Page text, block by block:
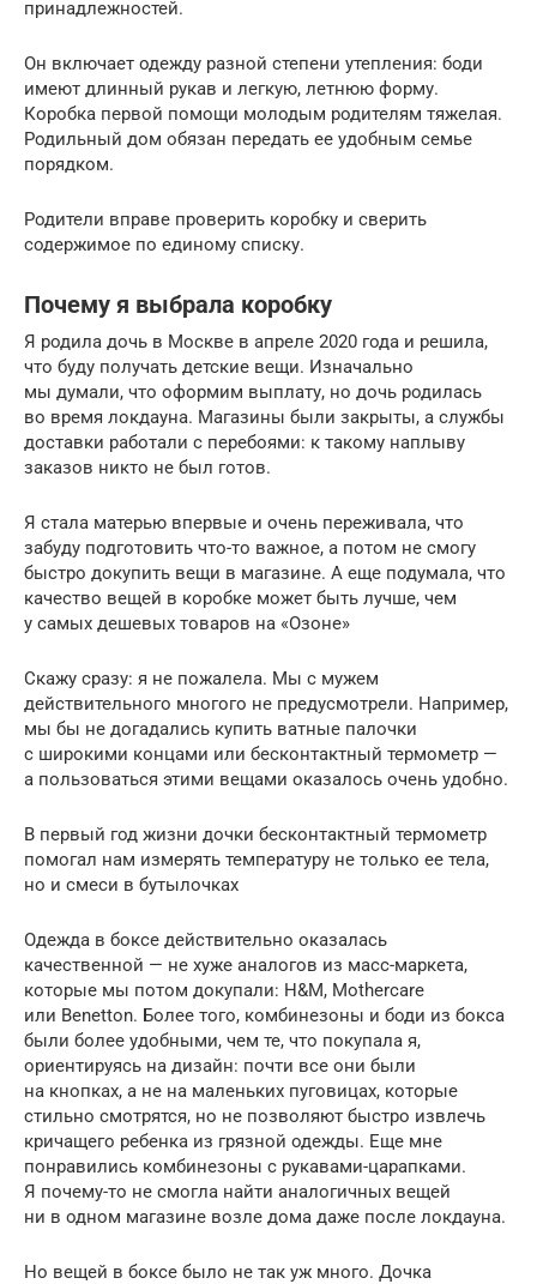
принадлежностей.
Он включает одежду разной степени утепления: боди
имеют длинный рукав и легкую, летнюю форму.
Коробка первой помощи молодым родителям тяжелая.
Родильный дом обязан передать ее удобным семье
порядком.
Родители вправе проверить коробку и сверить
содержимое по единому списку.
Почему я выбрала коробку
Я родила дочь в Москве в апреле 2020 года и решила,
что буду получать детские вещи. Изначально
мы думали, что оформим выплату, но дочь родилась
во время локдауна. Магазины были закрыты, а службы
доставки работали с перебоями: к такому наплыву
заказов никто не был готов.
Я стала матерью впервые и очень переживала, что
забуду подготовить что-то важное, а потом не смогу
быстро докупить вещи в магазине. А еще подумала, что
качество вещей в коробке может быть лучше, чем
у самых дешевых товаров на «Озоне»
Скажу сразу: я не пожалела. Мы с мужем
действительного многого не предусмотрели. Например,
мы бы не догадались купить ватные палочки
с широкими концами или бесконтактный термометр —
а пользоваться этими вещами оказалось очень удобно.
В первый год жизни дочки бесконтактный термометр
помогал нам измерять температуру не только ее тела,
но и смеси в бутылочках
Одежда в боксе действительно оказалась
качественной — не хуже аналогов из масс-маркета,
которые мы потом докупали: H&M, Mothercare
или Benetton. Более того, комбинезоны и боди из бокса
были более удобными, чем те, что покупала я,
ориентируясь на дизайн: почти все они были
на кнопках, а не на маленьких пуговицах, которые
стильно смотрятся, но не позволяют быстро извлечь
кричащего ребенка из грязной одежды. Еще мне
понравились комбинезоны с рукавами-царапками.
Я почему-то не смогла найти аналогичных вещей
ни в одном магазине возле дома даже после локдауна.
Но вещей в боксе было не так уж много. Дочка